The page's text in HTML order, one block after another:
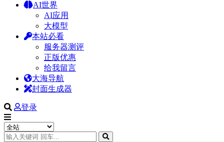
AI世界
AI应用
大模型
本站必看
服务器测评
正版优惠
给我留言
大海导航
封面生成器
登录